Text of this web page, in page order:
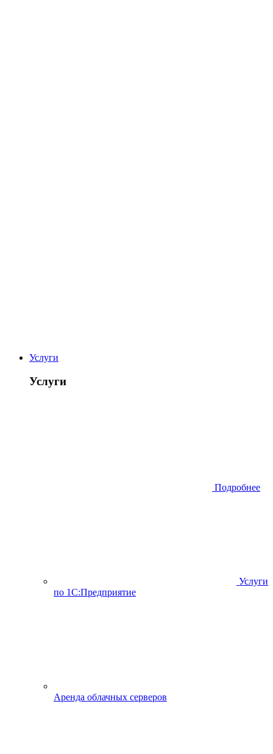
Услуги
Услуги
Подробнее
Услуги
по 1С:Предприятие
Аренда облачных серверов